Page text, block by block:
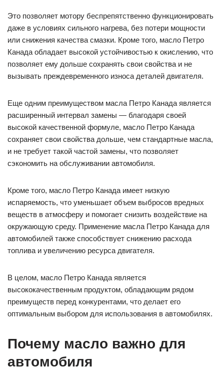
Это позволяет мотору беспрепятственно функционировать
даже в условиях сильного нагрева, без потери мощности
или снижения качества смазки. Кроме того, масло Петро
Канада обладает высокой устойчивостью к окислению, что
позволяет ему дольше сохранять свои свойства и не
вызывать преждевременного износа деталей двигателя.
Еще одним преимуществом масла Петро Канада является
расширенный интервал замены — благодаря своей
высокой качественной формуле, масло Петро Канада
сохраняет свои свойства дольше, чем стандартные масла,
и не требует такой частой замены, что позволяет
сэкономить на обслуживании автомобиля.
Кроме того, масло Петро Канада имеет низкую
испаряемость, что уменьшает объем выбросов вредных
веществ в атмосферу и помогает снизить воздействие на
окружающую среду. Применение масла Петро Канада для
автомобилей также способствует снижению расхода
топлива и увеличению ресурса двигателя.
В целом, масло Петро Канада является
высококачественным продуктом, обладающим рядом
преимуществ перед конкурентами, что делает его
оптимальным выбором для использования в автомобилях.
Почему масло важно для
автомобиля